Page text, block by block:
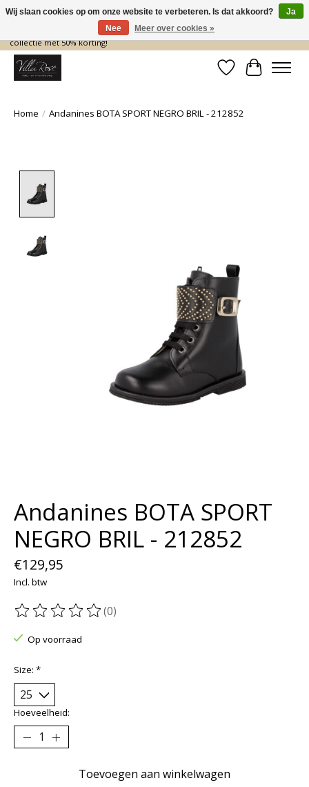
De nieuwe collectie komt eraan… en wij maken ruimte! Shop nu de zomer
collectie met 50% korting!
Verlanglijst
Home / Andanines BOTA SPORT NEGRO BRIL - 212852
Andanines BOTA SPORT
NEGRO BRIL - 212852
€129,95
Incl. btw
De beoordeling van dit product is
(0)
Op voorraad
Size: *
Hoeveelheid:
Toevoegen aan winkelwagen
Wij slaan cookies op om onze website te verbeteren. Is dat akkoord?
Ja
Nee
Meer over cookies »